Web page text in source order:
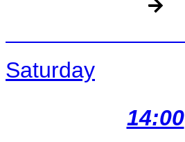
Saturday
14:00